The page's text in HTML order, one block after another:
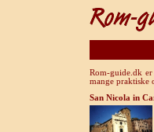
Rom-guide.dk
mange praktiske
San Nicola in